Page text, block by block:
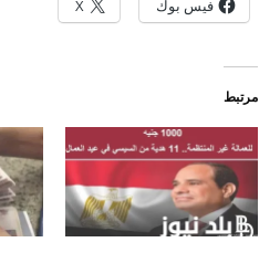
فيس بوك X
مرتبط